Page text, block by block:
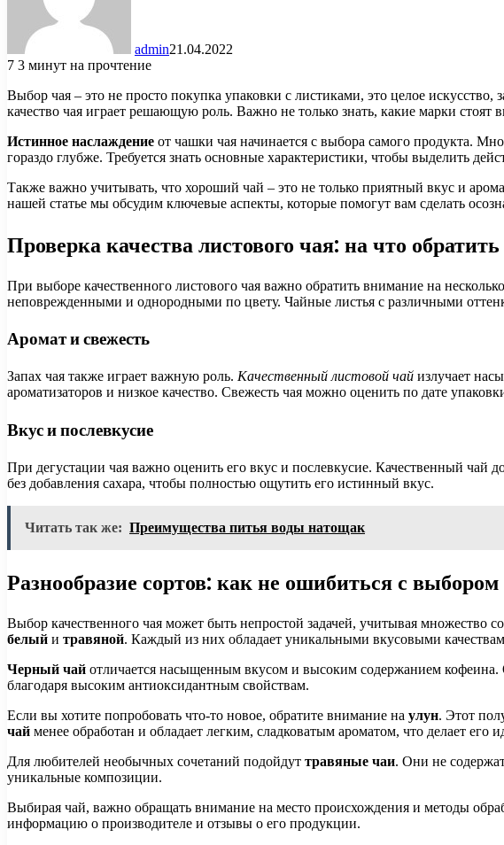
admin21.04.2022
7 3 минут на прочтение
Выбор чая – это не просто покупка упаковки с листиками, это целое
качество чая играет решающую роль. Важно не только знать, какие марки
Истинное наслаждение от чашки чая начинается с выбора самого продукта.
гораздо глубже. Требуется знать основные характеристики, чтобы выделить
Также важно учитывать, что хороший чай – это не только приятный вкус и
нашей статье мы обсудим ключевые аспекты, которые помогут вам сделать
Проверка качества листового чая: на что
При выборе качественного листового чая важно обратить внимание на
неповрежденными и однородными по цвету. Чайные листья с различными
Аромат и свежесть
Запах чая также играет важную роль. Качественный листовой чай излучает
ароматизаторов и низкое качество. Свежесть чая можно оценить по дате
Вкус и послевкусие
При дегустации чая важно оценить его вкус и послевкусие. Качественный чай
без добавления сахара, чтобы полностью ощутить его истинный вкус.
Читать так же: Преимущества питья воды натощак
Разнообразие сортов: как не ошибиться с выбором
Выбор качественного чая может быть непростой задачей, учитывая множество
белый и травяной. Каждый из них обладает уникальными вкусовыми
Черный чай отличается насыщенным вкусом и высоким содержанием кофеина.
благодаря высоким антиоксидантным свойствам.
Если вы хотите попробовать что-то новое, обратите внимание на улун. Этот
чай менее обработан и обладает легким, сладковатым ароматом, что делает его
Для любителей необычных сочетаний подойдут травяные чаи. Они не
уникальные композиции.
Выбирая чай, важно обращать внимание на место происхождения и методы
информацию о производителе и отзывы о его продукции.